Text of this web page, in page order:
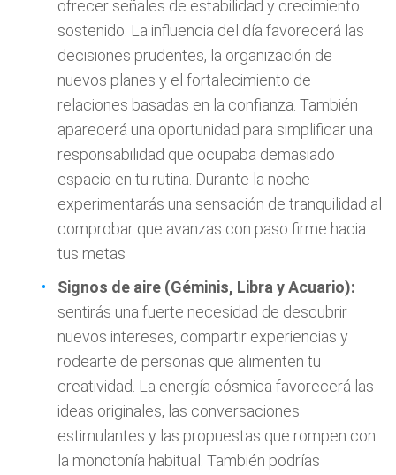
ofrecer señales de estabilidad y crecimiento
sostenido. La influencia del día favorecerá las
decisiones prudentes, la organización de
nuevos planes y el fortalecimiento de
relaciones basadas en la confianza. También
aparecerá una oportunidad para simplificar una
responsabilidad que ocupaba demasiado
espacio en tu rutina. Durante la noche
experimentarás una sensación de tranquilidad al
comprobar que avanzas con paso firme hacia
tus metas
Signos de aire (Géminis, Libra y Acuario):
sentirás una fuerte necesidad de descubrir
nuevos intereses, compartir experiencias y
rodearte de personas que alimenten tu
creatividad. La energía cósmica favorecerá las
ideas originales, las conversaciones
estimulantes y las propuestas que rompen con
la monotonía habitual. También podrías